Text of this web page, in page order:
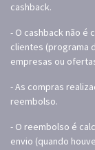
cashback.
- O cashback não é
clientes (programa
empresas ou
- As compras
reembolso.
- O reembolso é
envio (quando